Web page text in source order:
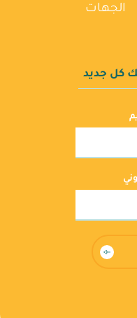
الجهات
كل جديد